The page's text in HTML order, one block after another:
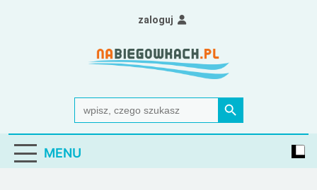
Nabiegowkach.pl
portal miłośników narciarstwa biegowego
Search
for:
Search Button
zaloguj
MENU